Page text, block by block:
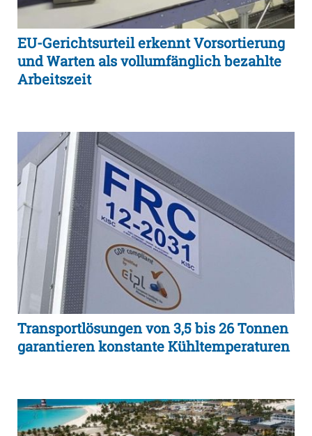
EU-Gerichtsurteil erkennt Vorsortierung
und Warten als vollumfänglich bezahlte
Arbeitszeit
Transportlösungen von 3,5 bis 26 Tonnen
garantieren konstante Kühltemperaturen